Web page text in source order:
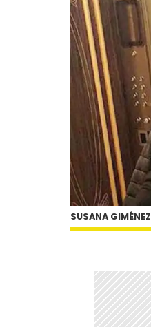
SUSANA GIMÉNEZ